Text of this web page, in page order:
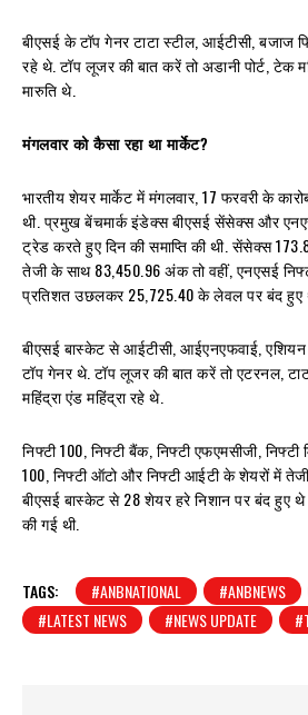
बीएसई के टॉप गेनर टाटा स्टील, आईटीसी, बजाज
रहे थे. टॉप लूजर की बात करें तो अडानी पोर्ट, टेक
मारुति थे.
मंगलवार को कैसा रहा था मार्केट?
भारतीय शेयर मार्केट में मंगलवार, 17 फरवरी के
थी. प्रमुख बेंचमार्क इंडेक्स बीएसई सेंसेक्स और
ट्रेड करते हुए दिन की समाप्ति की थी. सेंसेक्स
तेजी के साथ 83,450.96 अंक तो वहीं, एनएसई
प्रतिशत उछलकर 25,725.40 के लेवल पर बंद हुए
बीएसई बास्केट से आईटीसी, आईएनएफवाई, एशियन
टॉप गेनर थे. टॉप लूजर की बात करें तो एटरनल,
महिंद्रा एंड महिंद्रा रहे थे.
निफ्टी 100, निफ्टी बैंक, निफ्टी एफएमसीजी,
100, निफ्टी ऑटो और निफ्टी आईटी के शेयरों में तेजी
बीएसई बास्केट से 28 शेयर हरे निशान पर बंद हुए थे
की गई थी.
TAGS: #ANBNATIONAL #ANBNEWS
#LATEST NEWS
#NEWS UPDATE